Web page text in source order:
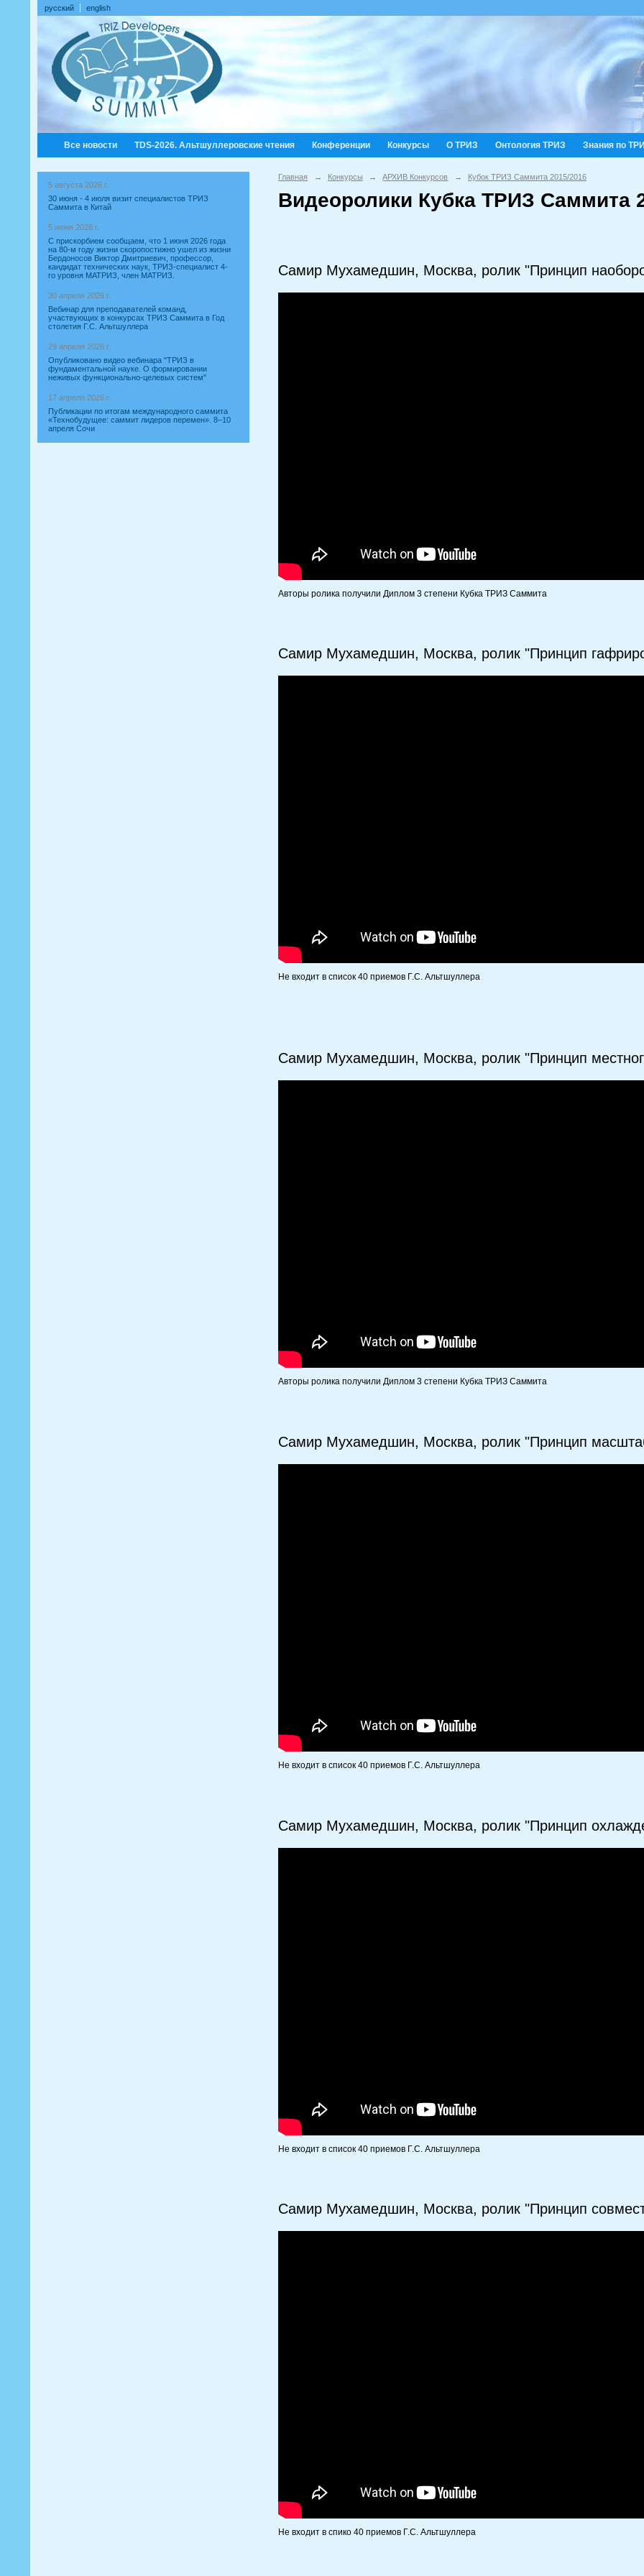
русский english
Все новости TDS-2026. Альтшуллеровские чтения Конференции Конкурсы О ТРИЗ Онтология ТРИЗ Знания по
5 августа 2026 г.
30 июня - 4 июля визит специалистов ТРИЗ
Саммита в Китай
5 июня 2026 г.
С прискорбием сообщаем, что 1 июня 2026 года
на 80-м году жизни скоропостижно ушел из жизни
Бердоносов Виктор Дмитриевич, профессор,
кандидат технических наук, ТРИЗ-специалист 4-
го уровня МАТРИЗ, член МАТРИЗ.
30 апреля 2026 г.
Вебинар для преподавателей команд,
участвующих в конкурсах ТРИЗ Саммита в Год
столетия Г.С. Альтшуллера
29 апреля 2026 г.
Опубликовано видео вебинара "ТРИЗ в
фундаментальной науке. О формировании
неживых функционально-целевых систем"
17 апреля 2026 г.
Публикации по итогам международного саммита
«Технобудущее: саммит лидеров перемен». 8–10
апреля Сочи
Главная → Конкурсы → АРХИВ Конкурсов → Кубок ТРИЗ Саммита 2015/2016
Видеоролики Кубка ТРИЗ Саммита
Самир Мухамедшин, Москва, ролик "Принцип
Авторы ролика получили Диплом 3 степени Кубка ТРИЗ Саммита
Самир Мухамедшин, Москва, ролик "Принцип
Не входит в список 40 приемов Г.С. Альтшуллера
Самир Мухамедшин, Москва, ролик "Принцип
Авторы ролика получили Диплом 3 степени Кубка ТРИЗ Саммита
Самир Мухамедшин, Москва, ролик "Принцип
Не входит в список 40 приемов Г.С. Альтшуллера
Самир Мухамедшин, Москва, ролик "Принцип
Не входит в список 40 приемов Г.С. Альтшуллера
Самир Мухамедшин, Москва, ролик "Принцип
Не входит в спико 40 приемов Г.С. Альтшуллера